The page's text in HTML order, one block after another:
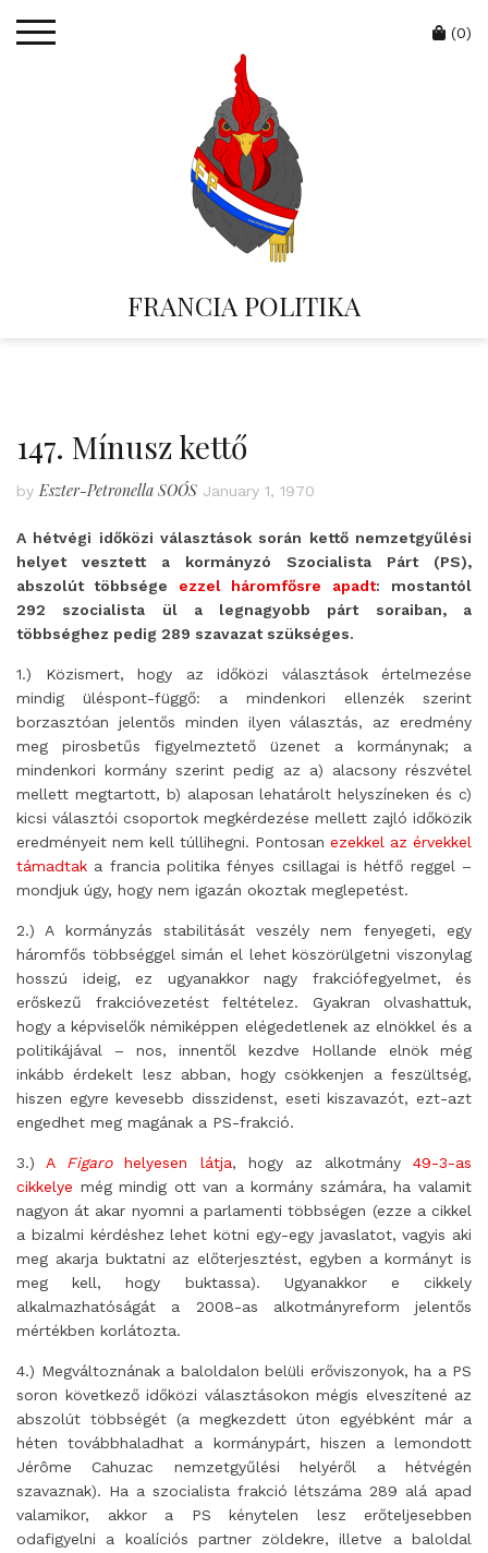
FRANCIA POLITIKA
Cart
(0)
147. Mínusz kettő
by Eszter-Petronella SOÓS January 1, 1970
A hétvégi időközi választások során kettő nemzetgyűlési
helyet vesztett a kormányzó Szocialista Párt (PS),
abszolút többsége ezzel háromfősre apadt:
mostantól
292 szocialista ül a legnagyobb párt soraiban, a
többséghez pedig 289 szavazat szükséges.
1.) Közismert, hogy az időközi választások értelmezése
mindig üléspont-függő: a mindenkori ellenzék szerint
borzasztóan jelentős minden ilyen választás, az eredmény
meg pirosbetűs figyelmeztető üzenet a kormánynak; a
mindenkori kormány szerint pedig az a) alacsony részvétel
mellett megtartott, b) alaposan lehatárolt helyszíneken és c)
kicsi választói csoportok megkérdezése mellett zajló időközik
eredményeit nem kell túllihegni. Pontosan ezekkel az érvekkel
támadtak a francia politika fényes csillagai is hétfő reggel –
mondjuk úgy, hogy nem igazán okoztak meglepetést.
2.) A kormányzás stabilitását veszély nem fenyegeti, egy
háromfős többséggel simán el lehet köszörülgetni viszonylag
hosszú ideig, ez ugyanakkor nagy frakciófegyelmet, és
erőskezű frakcióvezetést feltételez. Gyakran olvashattuk,
hogy a képviselők némiképpen elégedetlenek az elnökkel és a
politikájával – nos, innentől kezdve Hollande elnök még
inkább érdekelt lesz abban, hogy csökkenjen a feszültség,
hiszen egyre kevesebb disszidenst, eseti kiszavazót, ezt-azt
engedhet meg magának a PS-frakció.
3.) A Figarohelyesen látja, hogy az alkotmány 49-3-as
cikkelye még mindig ott van a kormány számára, ha valamit
nagyon át akar nyomni a parlamenti többségen (ezze a cikkel
a bizalmi kérdéshez lehet kötni egy-egy javaslatot, vagyis aki
meg akarja buktatni az előterjesztést, egyben a kormányt is
meg kell, hogy buktassa). Ugyanakkor e cikkely
alkalmazhatóságát a 2008-as alkotmányreform jelentős
mértékben korlátozta.
4.) Megváltoznának a baloldalon belüli erőviszonyok, ha a PS
soron következő időközi választásokon mégis elveszítené az
abszolút többségét (a megkezdett úton egyébként már a
héten továbbhaladhat a kormánypárt, hiszen a lemondott
Jérôme Cahuzac nemzetgyűlési helyéről a hétvégén
szavaznak). Ha a szocialista frakció létszáma 289 alá apad
valamikor, akkor a PS kénytelen lesz erőteljesebben
odafigyelni a koalíciós partner zöldekre, illetve a baloldal